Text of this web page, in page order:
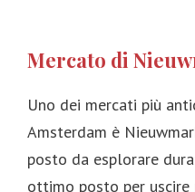
Mercato di
Uno dei mercati più
Amsterdam è
posto da esplorare
ottimo posto per